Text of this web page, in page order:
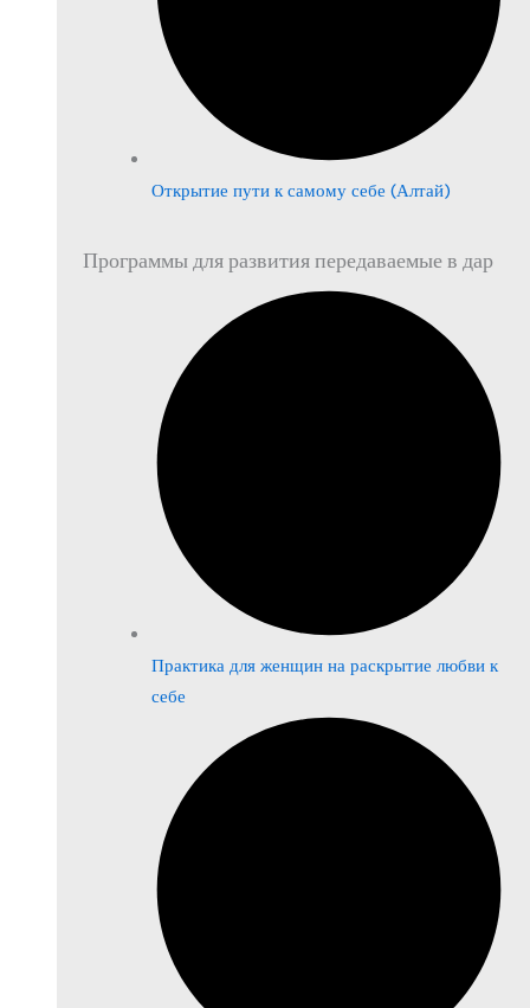
Открытие пути к самому себе (Алтай)
Программы для развития передаваемые в дар
Практика для женщин на раскрытие любви к
себе